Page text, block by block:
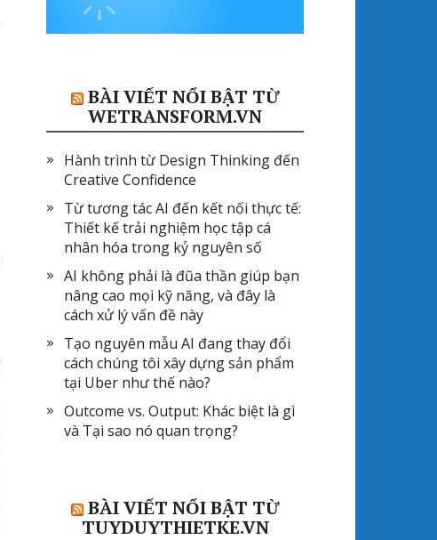
BÀI VIẾT NỔI BẬT TỪ
WETRANSFORM.VN
Hành trình từ Design Thinking đến
Creative Confidence
Từ tương tác AI đến kết nối thực tế:
Thiết kế trải nghiệm học tập cá
nhân hóa trong kỷ nguyên số
AI không phải là đũa thần giúp bạn
nâng cao mọi kỹ năng, và đây là
cách xử lý vấn đề này
Tạo nguyên mẫu AI đang thay đổi
cách chúng tôi xây dựng sản phẩm
tại Uber như thế nào?
Outcome vs. Output: Khác biệt là gì
và Tại sao nó quan trọng?
BÀI VIẾT NỔI BẬT TỪ
TUYDUYTHIETKE.VN